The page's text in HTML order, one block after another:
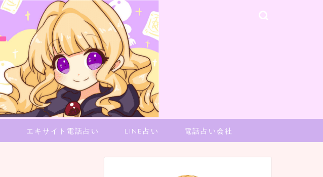
エキサイト電話占い LINE占い 電話占い会社